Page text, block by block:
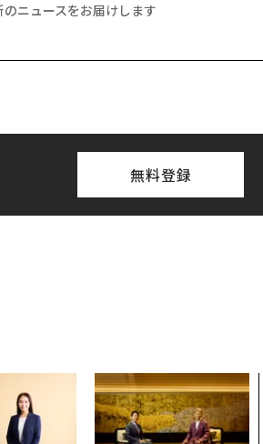
ニュースをお届けします
無料登録